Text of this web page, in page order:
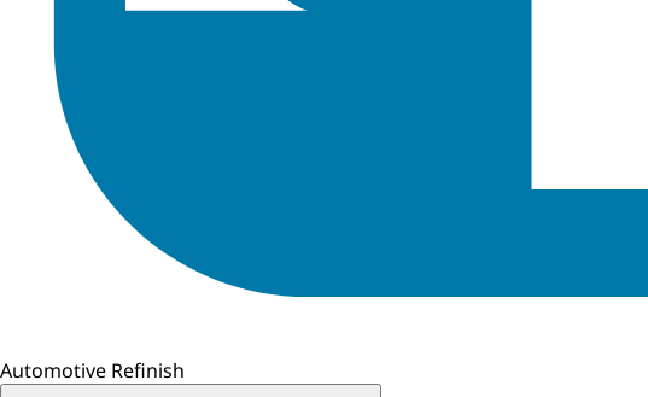
Automotive Refinish